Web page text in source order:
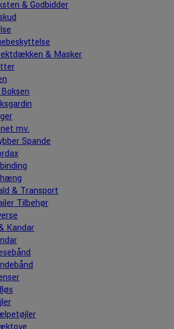
& Godbidder
& Masker
mv.
Spande
& Transport
Tilbehør
Kandar